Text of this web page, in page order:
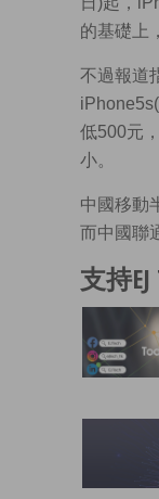
的基礎上
不過報道
低500元
小。
中國移動
而中國聯
支持EJ